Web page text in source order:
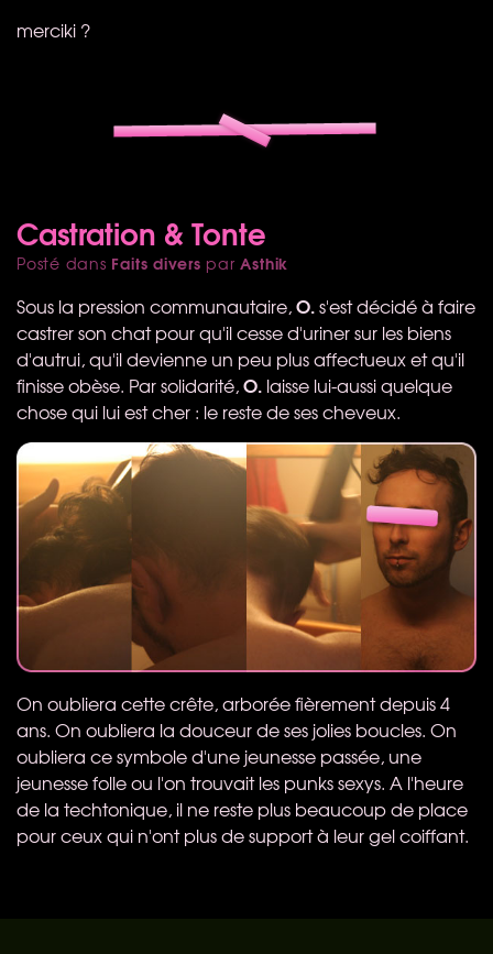
merciki ?
Castration & Tonte
Posté dans Faits divers parAsthik
Sous la pression communautaire,O.s'est décidé à faire
castrer son chat pour qu'il cesse d'uriner sur les biens
d'autrui, qu'il devienne un peu plus affectueux et qu'il
finisse obèse. Par solidarité,O. laisse lui-aussi quelque
chose qui lui est cher : le reste de ses cheveux.
On oubliera cette crête, arborée fièrement depuis 4
ans. On oubliera la douceur de ses jolies boucles. On
oubliera ce symbole d'une jeunesse passée, une
jeunesse folle ou l'on trouvait les punks sexys. A l'heure
de la techtonique, il ne reste plus beaucoup de place
pour ceux qui n'ont plus de support à leur gel coiffant.